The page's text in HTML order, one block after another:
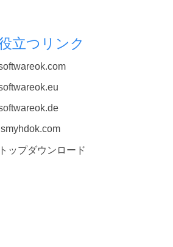
立つリンク
トップダウンロード